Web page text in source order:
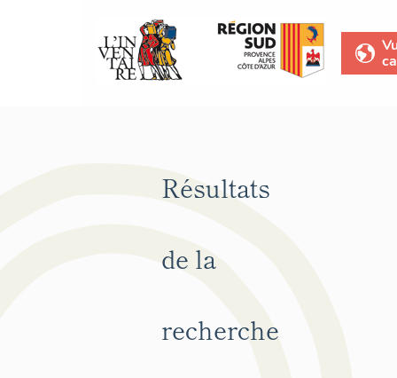
Résultats
de la
recherche